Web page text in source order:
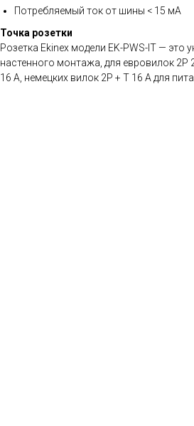
Потребляемый ток от шины < 15 мА
Точка розетки
Розетка Ekinex модели EK-PWS-IT — это
настенного монтажа, для евровилок 2P
16 А, немецких вилок 2P + T 16 А для